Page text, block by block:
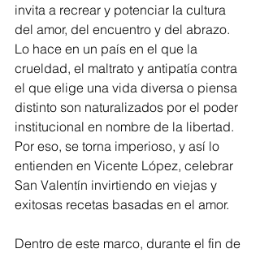
invita a recrear y potenciar la cultura
del amor, del encuentro y del abrazo.
Lo hace en un país en el que la
crueldad, el maltrato y antipatía contra
el que elige una vida diversa o piensa
distinto son naturalizados por el poder
institucional en nombre de la libertad.
Por eso, se torna imperioso, y así lo
entienden en Vicente López, celebrar
San Valentín invirtiendo en viejas y
exitosas recetas basadas en el amor.
Dentro de este marco, durante el fin de